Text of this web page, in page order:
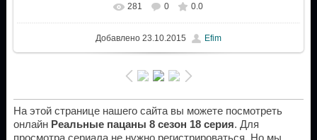
281 0 0.0
Добавлено23.10.2015 Efim
На этой странице нашего сайта вы можете посмотреть
онлайн Реальные пацаны 8 сезон 18 серия. Для